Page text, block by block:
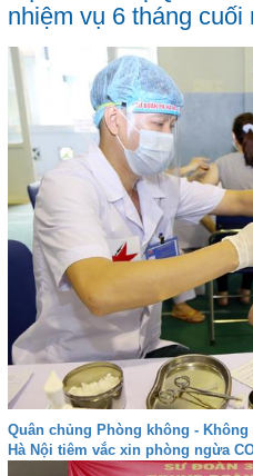
nhiệm vụ 6 tháng cuối
Quân chủng Phòng không -
Hà Nội tiêm vắc xin phòng ngừa